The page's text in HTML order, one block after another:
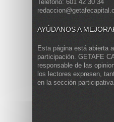
Teléfono: 601 42 30 34
AYÚDANOS A
Esta página está abierta
participación. GETAFE
responsable de las
los lectores expresen,
en la sección